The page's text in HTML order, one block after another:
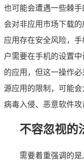
也可能会遭遇一些棘手
会对非应用市场下载
应用存在安全风险，
户需要在手机的设置
的应用，但这一操作
源应用的限制，可能
病毒入侵、恶意软件攻
不容忽视的
需要着重强调的